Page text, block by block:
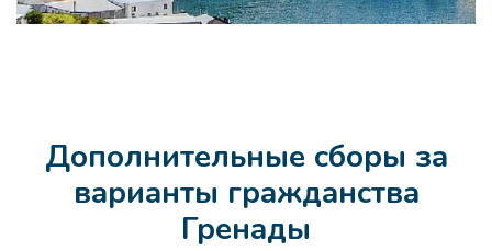
Дополнительные сборы за
варианты гражданства
Гренады